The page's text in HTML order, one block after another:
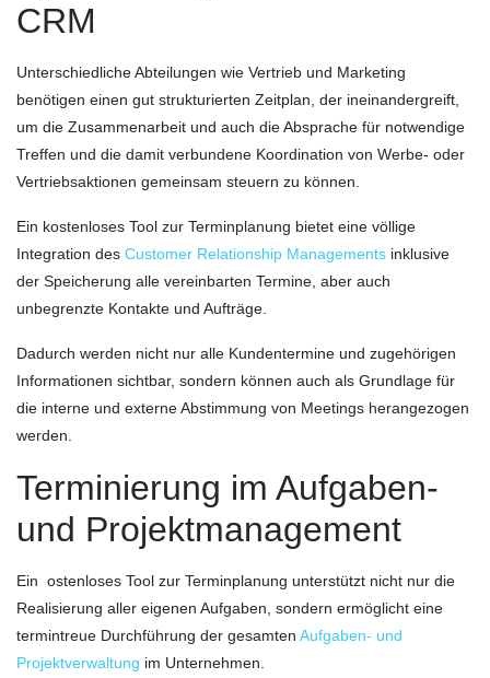
CRM
Unterschiedliche Abteilungen wie Vertrieb und Marketing
benötigen einen gut strukturierten Zeitplan, der ineinandergreift,
um die Zusammenarbeit und auch die Absprache für notwendige
Treffen und die damit verbundene Koordination von Werbe- oder
Vertriebsaktionen gemeinsam steuern zu können.
Ein kostenloses Tool zur Terminplanung bietet eine völlige
Integration des Customer Relationship Managements inklusive
der Speicherung alle vereinbarten Termine, aber auch
unbegrenzte Kontakte und Aufträge.
Dadurch werden nicht nur alle Kundentermine und zugehörigen
Informationen sichtbar, sondern können auch als Grundlage für
die interne und externe Abstimmung von Meetings herangezogen
werden.
Terminierung im Aufgaben-
und Projektmanagement
Ein ostenloses Tool zur Terminplanung unterstützt nicht nur die
Realisierung aller eigenen Aufgaben, sondern ermöglicht eine
termintreue Durchführung der gesamten Aufgaben- und
Projektverwaltung im Unternehmen.